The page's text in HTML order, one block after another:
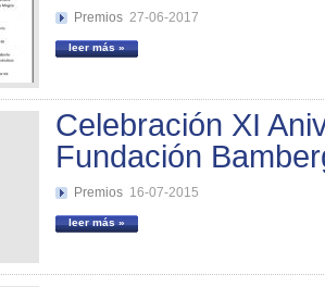
Premios 27-06-2017
leer más »
Celebración XI
Fundación
Premios 16-07-2015
leer más »